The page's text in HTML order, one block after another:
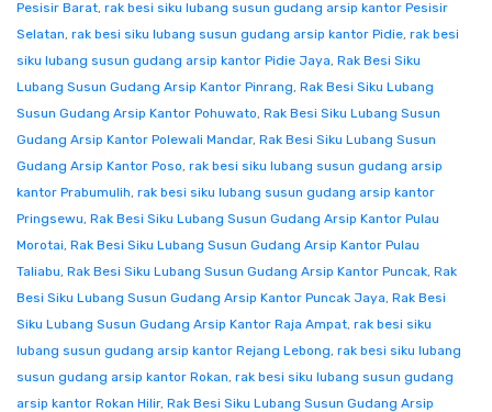
Pesisir Barat, rak besi siku lubang susun gudang arsip kantor Pesisir
Selatan, rak besi siku lubang susun gudang arsip kantor Pidie, rak besi
siku lubang susun gudang arsip kantor Pidie Jaya, Rak Besi Siku
Lubang Susun Gudang Arsip Kantor Pinrang, Rak Besi Siku Lubang
Susun Gudang Arsip Kantor Pohuwato, Rak Besi Siku Lubang Susun
Gudang Arsip Kantor Polewali Mandar, Rak Besi Siku Lubang Susun
Gudang Arsip Kantor Poso, rak besi siku lubang susun gudang arsip
kantor Prabumulih, rak besi siku lubang susun gudang arsip kantor
Pringsewu, Rak Besi Siku Lubang Susun Gudang Arsip Kantor Pulau
Morotai, Rak Besi Siku Lubang Susun Gudang Arsip Kantor Pulau
Taliabu, Rak Besi Siku Lubang Susun Gudang Arsip Kantor Puncak, Rak
Besi Siku Lubang Susun Gudang Arsip Kantor Puncak Jaya, Rak Besi
Siku Lubang Susun Gudang Arsip Kantor Raja Ampat, rak besi siku
lubang susun gudang arsip kantor Rejang Lebong, rak besi siku lubang
susun gudang arsip kantor Rokan, rak besi siku lubang susun gudang
arsip kantor Rokan Hilir, Rak Besi Siku Lubang Susun Gudang Arsip